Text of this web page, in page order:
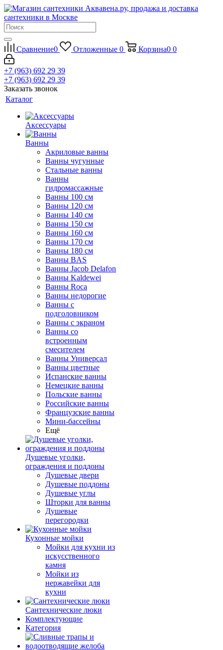
Сравнение0 Отложенные 0 Корзина0 0
+7 (963) 692 29 39
+7 (963) 692 29 39
Заказать звонок
Каталог
Аксессуары
Ванны
Акриловые ванны
Ванны чугунные
Стальные ванны
Ванны
гидромассажные
Ванны 100 см
Ванны 120 см
Ванны 140 см
Ванны 150 см
Ванны 160 см
Ванны 170 см
Ванны 180 см
Ванны BAS
Ванны Jacob Delafon
Ванны Kaldewei
Ванны Roca
Ванны недорогие
Ванны с
подголовником
Ванны с экраном
Ванны со
встроенным
смесителем
Ванны Универсал
Ванны цветные
Испанские ванны
Немецкие ванны
Польские ванны
Российские ванны
Французские ванны
Мини-бассейны
Ещё
Душевые уголки,
ограждения и поддоны
Душевые двери
Душевые поддоны
Душевые углы
Шторки для ванны
Душевые
перегородки
Кухонные мойки
Мойки для кухни из
искусственного
камня
Мойки из
нержавейки для
кухни
Сантехнические люки
Комплектующие
Категория